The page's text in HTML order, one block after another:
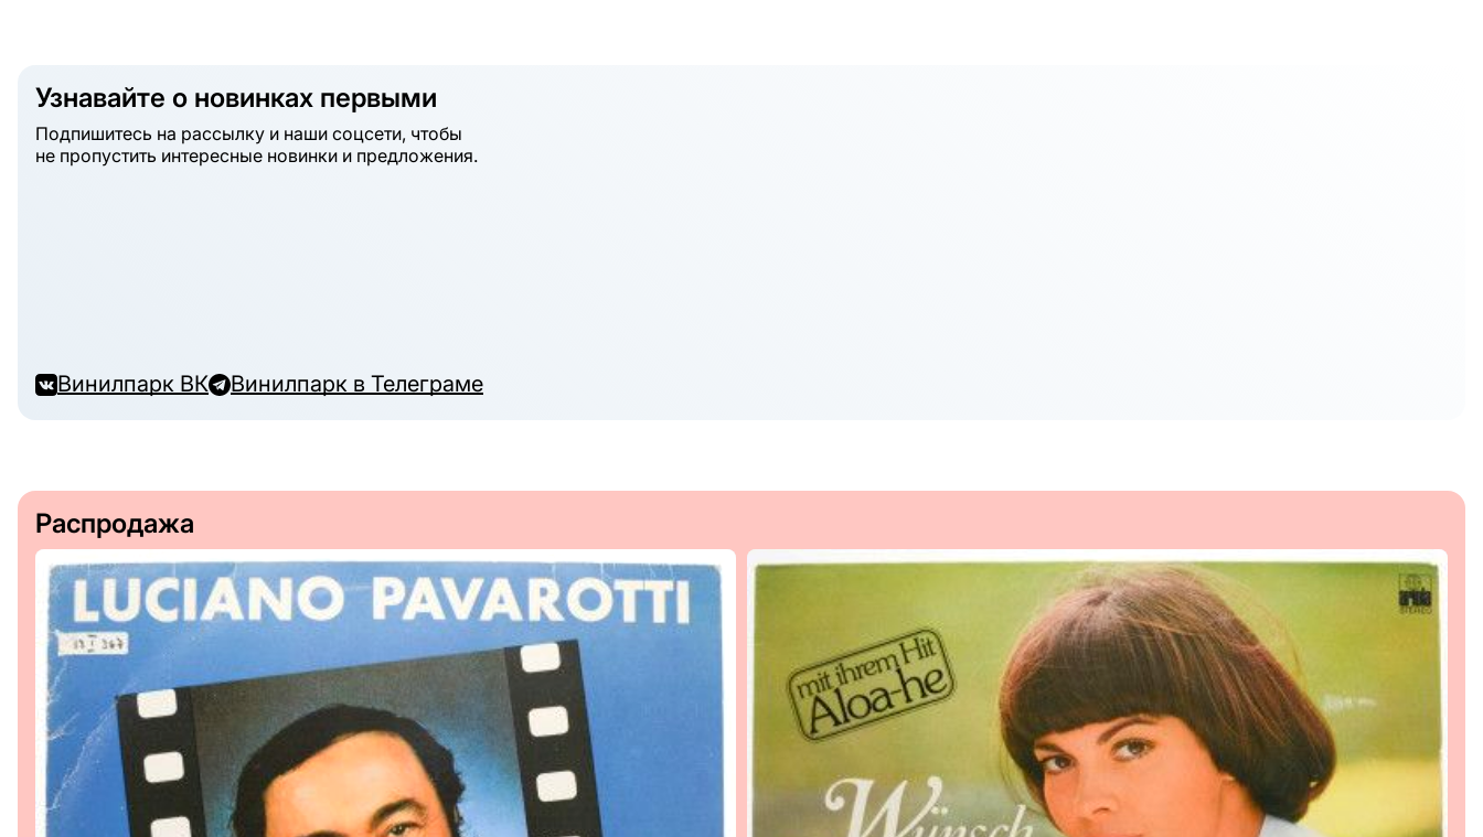
Узнавайте о новинках первыми
Подпишитесь на рассылку и наши соцсети, чтобы
не пропустить интересные новинки и предложения.
Винилпарк ВК Винилпарк в Телеграме
Распродажа